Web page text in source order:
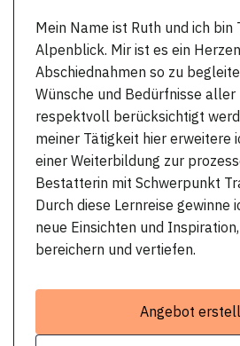
Mein Name ist Ruth und ich bin
Alpenblick. Mir ist es ein
Abschiednahmen so zu
Wünsche und Bedürfnisse
respektvoll berücksichtigt
meiner Tätigkeit hier erweitere
einer Weiterbildung zur
Bestatterin mit Schwerpunkt
Durch diese Lernreise gewinne
neue Einsichten und
bereichern und vertiefen.
Angebot